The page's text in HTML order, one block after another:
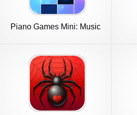
Piano Games Mini: Music